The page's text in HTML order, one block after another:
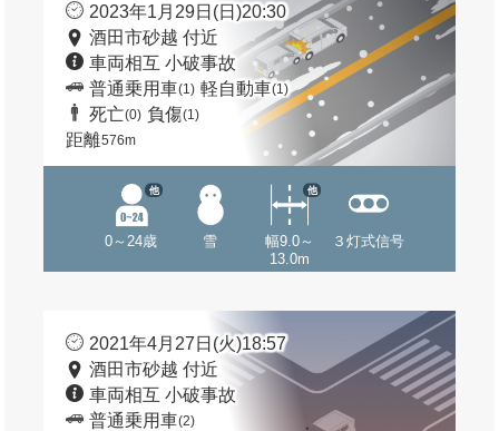
2023年1月29日(日)20:30
酒田市砂越 付近
車両相互 小破事故
普通乗用車(1) 軽自動車(1)
死亡(0) 負傷(1)
距離576m
0～24歳
他
雪
幅9.0～
13.0m
他
３灯式信号
2021年4月27日(火)18:57
酒田市砂越 付近
車両相互 小破事故
普通乗用車(2)